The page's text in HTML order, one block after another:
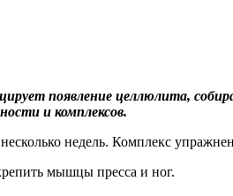
появление целлюлита,
и комплексов.
недель. Комплекс
мышцы пресса и ног.